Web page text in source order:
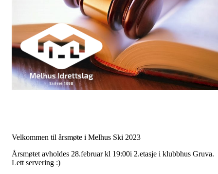
Velkommen til årsmøte i Melhus Ski 2023
Årsmøtet avholdes 28.februar kl 19:00i 2.etasje i klubbhus Gruva.
Lett servering :)